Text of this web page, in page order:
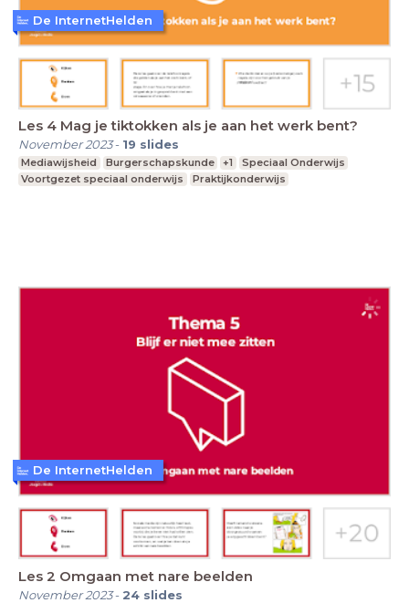
Les 4 Mag je tiktokken als je aan het werk bent?
November 2023- 19 slides
Mediawijsheid Burgerschapskunde +1
Speciaal Onderwijs
Voortgezet speciaal onderwijs
Praktijkonderwijs
De InternetHelden
Les 2 Omgaan met nare beelden
November 2023- 24 slides
De InternetHelden